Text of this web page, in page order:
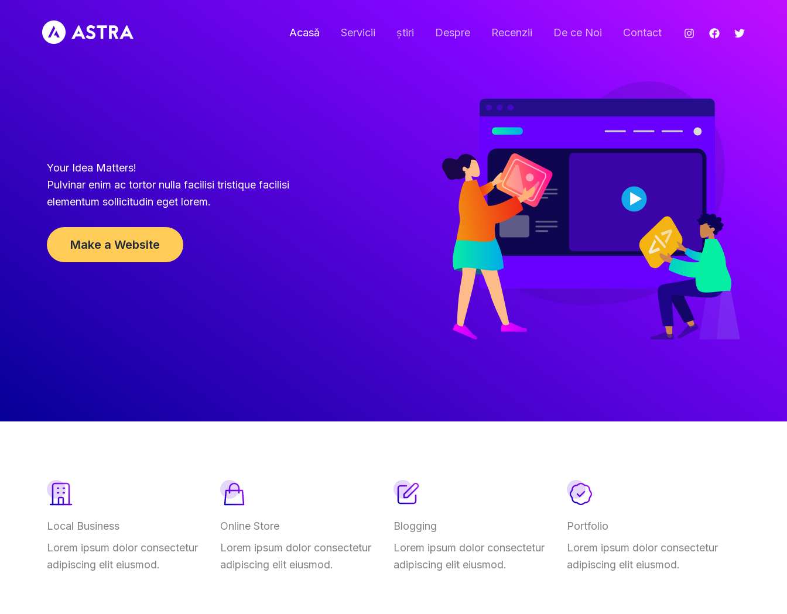
Acasă Servicii ştiri Despre Recenzii De ce Noi Contact
Your Idea Matters!
Pulvinar enim ac tortor nulla facilisi tristique facilisi
elementum sollicitudin eget lorem.
Make a Website
Local Business
Lorem ipsum dolor consectetur
adipiscing elit eiusmod.
Online Store
Lorem ipsum dolor consectetur
adipiscing elit eiusmod.
Blogging
Lorem ipsum dolor consectetur
adipiscing elit eiusmod.
Portfolio
Lorem ipsum dolor consectetur
adipiscing elit eiusmod.